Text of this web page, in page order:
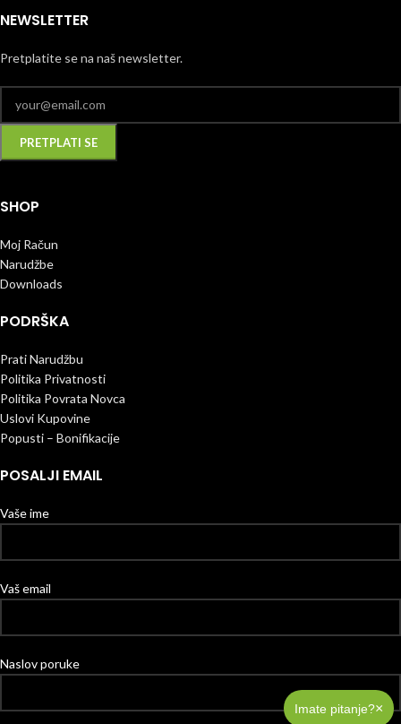
NEWSLETTER
Pretplatite se na naš newsletter.
SHOP
Moj Račun
Narudžbe
Downloads
PODRŠKA
Prati Narudžbu
Politika Privatnosti
Politika Povrata Novca
Uslovi Kupovine
Popusti – Bonifikacije
POSALJI EMAIL
Vaše ime
Vaš email
Naslov poruke
Imate pitanje?×